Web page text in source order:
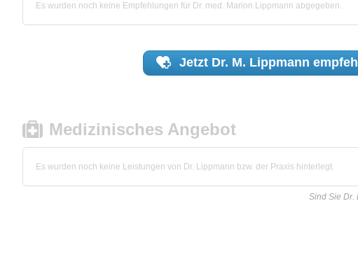
Es wurden noch keine Empfehlungen für Dr. med. Marion Lippmann abgegeben.
Jetzt Dr. M. Lippmann
Medizinisches Angebot
Es wurden noch keine Leistungen von Dr. Lippmann bzw. der Praxis hinterlegt.
Sind Sie Dr.